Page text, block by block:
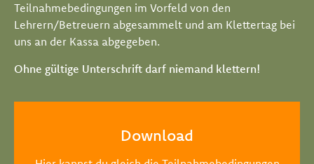
Teilnahmebedingungen im Vorfeld von den
Lehrern/Betreuern abgesammelt und am Klettertag bei
uns an der Kassa abgegeben.
Ohne gültige Unterschrift darf niemand klettern!
Download